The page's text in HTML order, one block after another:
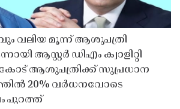
വലിയ മൂന്ന് ആശുപത്രി
ആസ്റ്റർ ഡിഎം ക്വാളിറ്റി
ആശുപത്രിക്ക് സുപ്രധാന
20% വർധനവോടെ
പുറത്ത്